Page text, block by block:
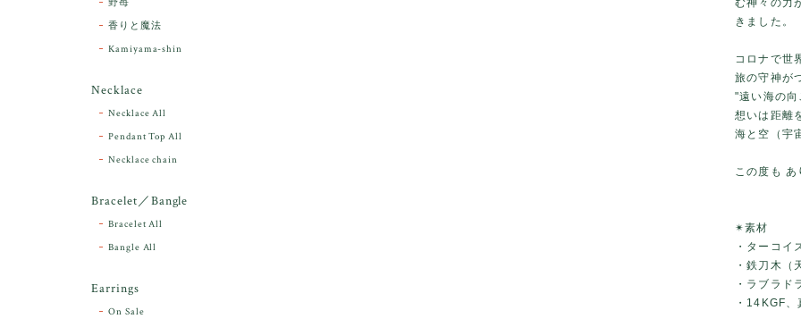
む神々の力
きました。
コロナで世
旅の守神が
"遠い海の向
想いは距離
海と空（宇
この度も
✴素材
・ターコイ
・鉄刀木（
・ラブラド
・14KGF、
野苺
香りと魔法
Kamiyama-shin
Necklace
Necklace All
Pendant Top All
Necklace chain
Bracelet／Bangle
Bracelet All
Bangle All
Earrings
On Sale